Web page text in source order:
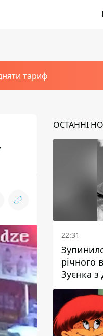
тариф
ОСТАННІ
22:31
річного
Зуєнка з
області